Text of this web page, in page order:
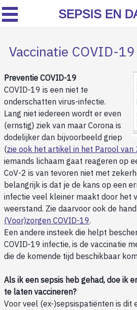
Vaccinatie COVID-19
Preventie COVID-19
COVID-19 is een niet te
onderschatten virus-infectie.
Lang niet iedereen wordt er even
(ernstig) ziek van maar Corona is
dodelijker dan bijvoorbeeld griep
(zie ook het artikel in het Parool
iemands lichaam gaat reageren op
CoV-2 is van tevoren niet met
belangrijk is dat je de kans op een
infectie veel kleiner maakt door het
weerstand. Zie daarvoor ook de
(Voor)zorgen COVID-19.
Een andere insteek die helpt
COVID-19 infectie, is de vaccinatie
die de komende tijd beschikbaar
Als ik een sepsis heb gehad, doe ik
te laten vaccineren?
Voor veel (ex-)sepsispatiënten is dit
SEPSIS EN